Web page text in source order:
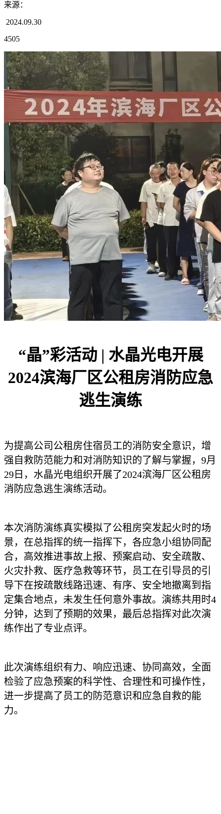
来源：
2024.09.30
4505
“晶”彩活动 | 水晶光电开展
2024滨海厂区公租房消防应急
逃生演练
为提高公司公租房住宿员工的消防安全意识，增
强自救防范能力和对消防知识的了解与掌握，9月
29日，水晶光电组织开展了2024滨海厂区公租房
消防应急逃生演练活动。
本次消防演练真实模拟了公租房突发起火时的场
景，在总指挥的统一指挥下，各应急小组协同配
合，高效推进事故上报、预案启动、安全疏散、
火灾扑救、医疗急救等环节，员工在引导员的引
导下在按疏散线路迅速、有序、安全地撤离到指
定集合地点，未发生任何意外事故。演练共用时4
分钟，达到了预期的效果，最后总指挥对此次演
练作出了专业点评。
此次演练组织有力、响应迅速、协同高效，全面
检验了应急预案的科学性、合理性和可操作性，
进一步提高了员工的防范意识和应急自救的能
力。